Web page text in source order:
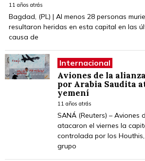
11 años atrás
Bagdad, (PL) | Al menos 28 personas
resultaron heridas en esta capital en las
causa de
Internacional
Aviones de la
por Arabia Saudita
yemení
11 años atrás
SANÁ (Reuters) – Aviones
atacaron el viernes la
controlada por los
grupo